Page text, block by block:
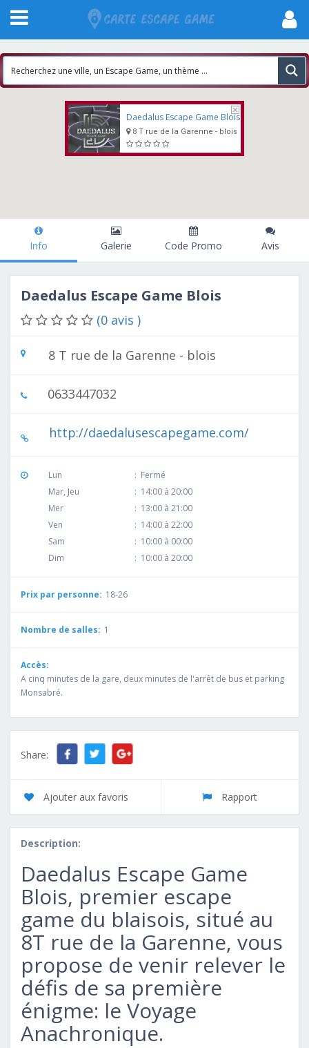
Daedalus Escape Game Blois
8 T rue de la Garenne - blois
Info Galerie Code Promo Avis
Daedalus Escape Game Blois
(0 avis )
8 T rue de la Garenne - blois
0633447032
http://daedalusescapegame.com/
Lun : Fermé
Mar, Jeu
: 14:00 à 20:00
Mer
: 13:00 à 21:00
Ven
: 14:00 à 22:00
Sam
: 10:00 à 00:00
Dim
: 10:00 à 20:00
Prix par personne: 18-26
Nombre de salles: 1
Accès:
A cinq minutes de la gare, deux minutes de l'arrêt de bus et parking
Monsabré.
Share:
Ajouter aux favoris Rapport
Description:
Daedalus Escape Game
Blois, premier escape
game du blaisois, situé au
8T rue de la Garenne, vous
propose de venir relever le
défis de sa première
énigme: le Voyage
Anachronique.